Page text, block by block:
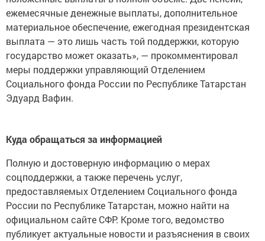
ежемесячные денежные выплаты, дополнительное
материальное обеспечение, ежегодная президентская
выплата — это лишь часть той поддержки, которую
государство может оказать», — прокомментировал
меры поддержки управляющий Отделением
Социального фонда России по Республике Татарстан
Эдуард Вафин.
Куда обращаться за информацией
Полную и достоверную информацию о мерах
соцподдержки, а также перечень услуг,
предоставляемых Отделением Социального фонда
России по Республике Татарстан, можно найти на
официальном сайте СФР. Кроме того, ведомство
публикует актуальные новости и разъяснения в своих